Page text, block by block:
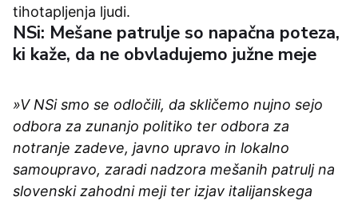
tihotapljenja ljudi.
NSi: Mešane patrulje so napačna poteza,
ki kaže, da ne obvladujemo južne meje
»V NSi smo se odločili, da skličemo nujno sejo
odbora za zunanjo politiko ter odbora za
notranje zadeve, javno upravo in lokalno
samoupravo, zaradi nadzora mešanih patrulj na
slovenski zahodni meji ter izjav italijanskega